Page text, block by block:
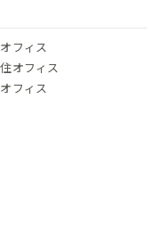
フィス
オフィス
フィス